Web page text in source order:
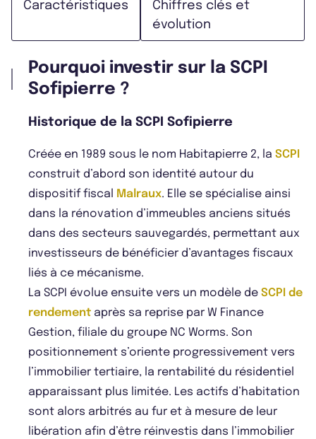
Caractéristiques
Chiffres clés et
évolution
Pourquoi investir sur la SCPI
Sofipierre ?
Historique de la SCPI Sofipierre
Créée en 1989 sous le nom Habitapierre 2, la SCPI
construit d’abord son identité autour du
dispositif fiscal Malraux. Elle se spécialise ainsi
dans la rénovation d’immeubles anciens situés
dans des secteurs sauvegardés, permettant aux
investisseurs de bénéficier d’avantages fiscaux
liés à ce mécanisme.
La SCPI évolue ensuite vers un modèle de SCPI de
rendement après sa reprise par W Finance
Gestion, filiale du groupe NC Worms. Son
positionnement s’oriente progressivement vers
l’immobilier tertiaire, la rentabilité du résidentiel
apparaissant plus limitée. Les actifs d’habitation
sont alors arbitrés au fur et à mesure de leur
libération afin d’être réinvestis dans l’immobilier